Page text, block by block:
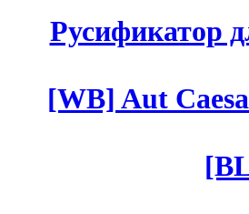
Русификатор
[WB] Aut